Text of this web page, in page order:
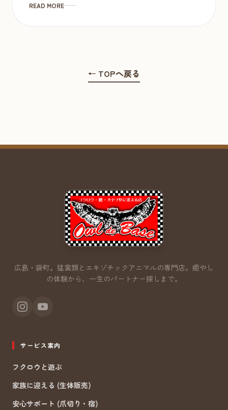
READ MORE
← TOPへ戻る
広島・袋町。猛禽類とエキゾチックアニマルの専門店。 癒やし
の体験から、一生のパートナー探しまで。
サービス案内
フクロウと遊ぶ
家族に迎える (生体販売)
安心サポート (爪切り・宿)